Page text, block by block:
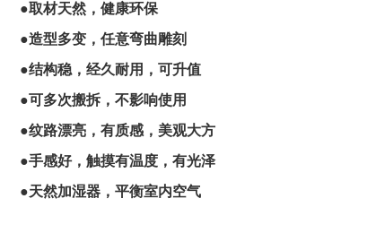
●取材天然， 健康环保
●造型多变，任意弯曲雕刻
●结构稳，经久耐用，可升值
●可多次搬拆，不影响使用
●纹路漂亮，有质感，美观大方
●手感好，触摸有温度，有光泽
●天然加湿器，平衡室内空气